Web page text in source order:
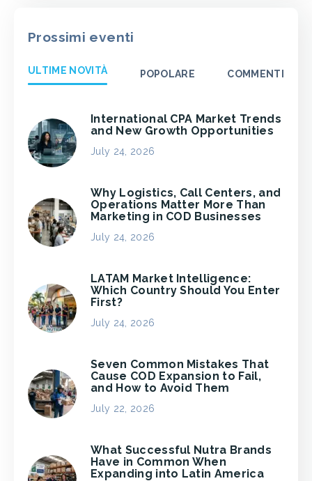
Prossimi eventi
ULTIME NOVITÀ POPOLARE COMMENTI
International CPA Market Trends
and New Growth Opportunities
July 24, 2026
Why Logistics, Call Centers, and
Operations Matter More Than
Marketing in COD Businesses
July 24, 2026
LATAM Market Intelligence:
Which Country Should You Enter
First?
July 24, 2026
Seven Common Mistakes That
Cause COD Expansion to Fail,
and How to Avoid Them
July 22, 2026
What Successful Nutra Brands
Have in Common When
Expanding into Latin America